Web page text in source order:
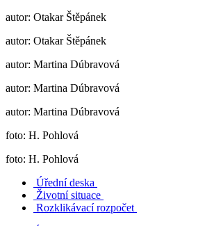
autor: Otakar Štěpánek
autor: Otakar Štěpánek
autor: Martina Dúbravová
autor: Martina Dúbravová
autor: Martina Dúbravová
foto: H. Pohlová
foto: H. Pohlová
Úřední deska
Životní situace
Rozklikávací rozpočet